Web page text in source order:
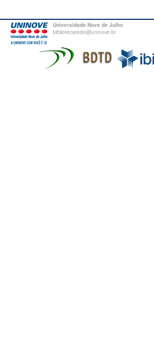
Universidade Nove de Julho
bibliotecatede@uninove.br